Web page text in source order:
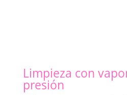
Limpieza con
presión